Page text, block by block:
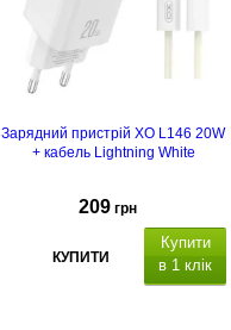
Зарядний пристрій XO L146 20W
+ кабель Lightning White
209 грн
КУПИТИ
Купити
в 1 клік